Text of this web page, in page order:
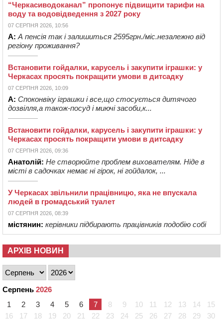
“Черкасиводоканал” пропонує підвищити тарифи на
воду та водовідведення з 2027 року
07 СЕРПНЯ 2026, 10:56
А: А пенсія так і залишиться 2595грн./міс.незалежно від
регіону проживання?
Встановити гойдалки, карусель і закупити іграшки: у
Черкасах просять покращити умови в дитсадку
07 СЕРПНЯ 2026, 10:09
А: Споконвіку іграшки і все,що стосується дитячого
дозвілля,а також-посуд і миючі засоби,к...
Встановити гойдалки, карусель і закупити іграшки: у
Черкасах просять покращити умови в дитсадку
07 СЕРПНЯ 2026, 09:36
Анатолій: Не створюйте проблем вихователям. Ніде в
місті в садочках немає ні гірок, ні гойдалок, ...
У Черкасах звільнили працівницю, яка не впускала
людей в громадський туалет
07 СЕРПНЯ 2026, 08:39
містянин: керівники підбирають працівників подобію собі
АРХІВ НОВИН
Серпень 2026
1
2 3 4 5 6 7 8 9 10 11 12 13 14
15
16
17 18 19 20 21 22 23 24 25 26 27 28 29 30